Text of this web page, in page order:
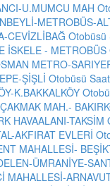
U.MUMCU MAH
METROBÜS-
CEVİZLİBAĞ Otobüsü
İSKELE -
METRO-
ŞİŞLİ Otobüsü
K.BAKKALKÖY
MAH.-
HAVAALANI-
AKFIRAT EVLERİ
MAHALLESİ-
ÜMRANİYE-
MAHALLESİ-